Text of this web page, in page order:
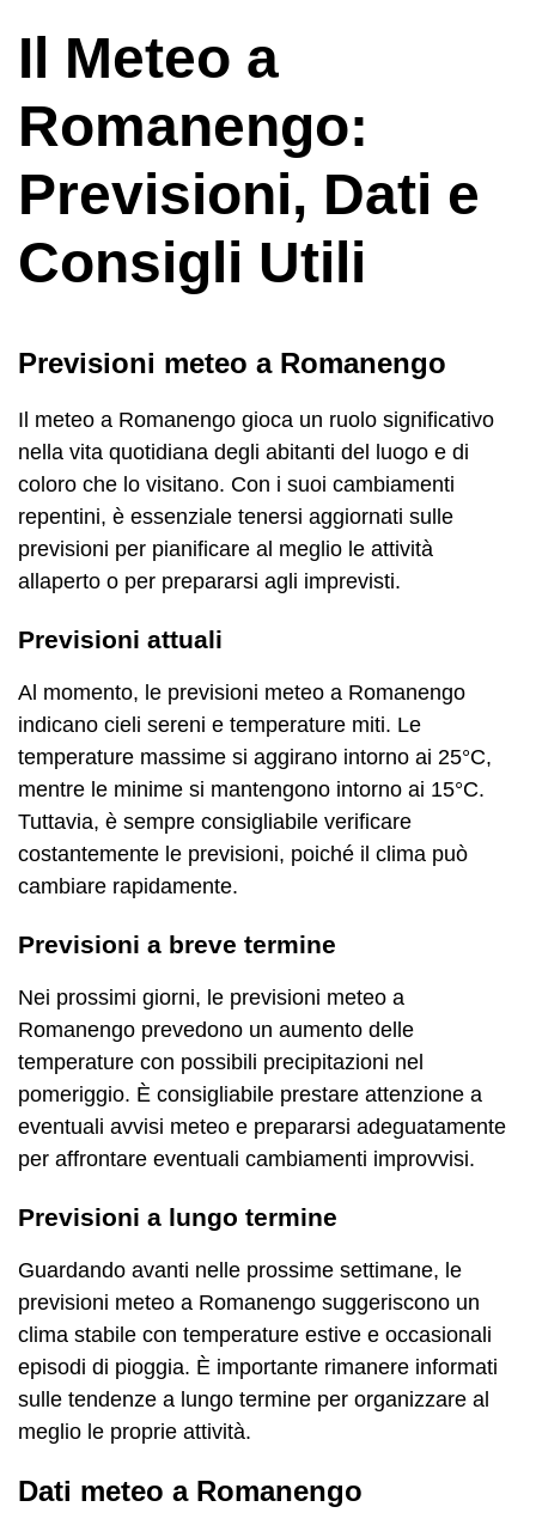
Il Meteo a
Romanengo:
Previsioni, Dati e
Consigli Utili
Previsioni meteo a Romanengo
Il meteo a Romanengo gioca un ruolo significativo
nella vita quotidiana degli abitanti del luogo e di
coloro che lo visitano. Con i suoi cambiamenti
repentini, è essenziale tenersi aggiornati sulle
previsioni per pianificare al meglio le attività
allaperto o per prepararsi agli imprevisti.
Previsioni attuali
Al momento, le previsioni meteo a Romanengo
indicano cieli sereni e temperature miti. Le
temperature massime si aggirano intorno ai 25°C,
mentre le minime si mantengono intorno ai 15°C.
Tuttavia, è sempre consigliabile verificare
costantemente le previsioni, poiché il clima può
cambiare rapidamente.
Previsioni a breve termine
Nei prossimi giorni, le previsioni meteo a
Romanengo prevedono un aumento delle
temperature con possibili precipitazioni nel
pomeriggio. È consigliabile prestare attenzione a
eventuali avvisi meteo e prepararsi adeguatamente
per affrontare eventuali cambiamenti improvvisi.
Previsioni a lungo termine
Guardando avanti nelle prossime settimane, le
previsioni meteo a Romanengo suggeriscono un
clima stabile con temperature estive e occasionali
episodi di pioggia. È importante rimanere informati
sulle tendenze a lungo termine per organizzare al
meglio le proprie attività.
Dati meteo a Romanengo